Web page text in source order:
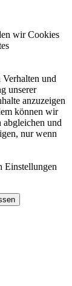
wir Cookies
Verhalten und
unserer
anzuzeigen
können wir
abgleichen und
nur wenn
Einstellungen